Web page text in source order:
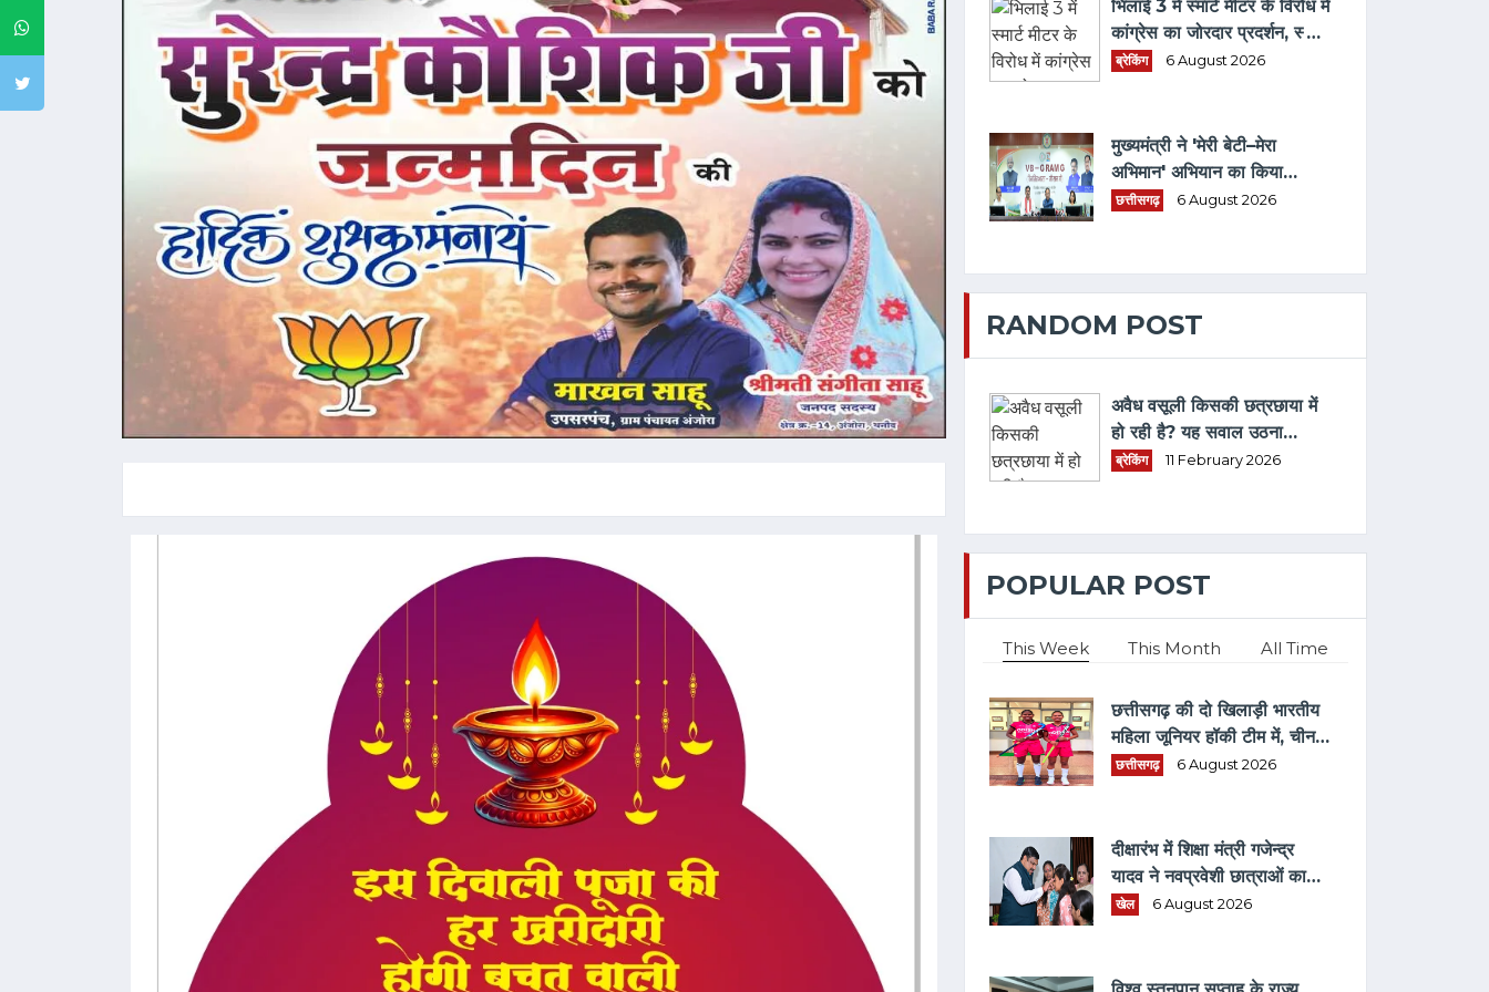
भिलाई 3 में स्मार्ट मीटर के विरोध में
कांग्रेस का जोरदार प्रदर्शन, स्मार्ट
मीटर हटाने भरवाया फार्म
ब्रेकिंग 6 August 2026
मुख्यमंत्री ने 'मेरी बेटी–मेरा
अभिमान' अभियान का किया
शुभारंभ
छत्तीसगढ़ 6 August 2026
RANDOM POST
अवैध वसूली किसकी छत्रछाया में
हो रही है? यह सवाल उठना
स्वाभाविक है - भाजपा नेता डॉ.
ब्रेकिंग 11 February 2026
POPULAR POST
This Week This Month All Time
छत्तीसगढ़ की दो खिलाड़ी भारतीय
महिला जूनियर हॉकी टीम में, चीन में
होने वाले एशिया कप में दिखाएंगी
छत्तीसगढ़ 6 August 2026
दीक्षारंभ में शिक्षा मंत्री गजेन्द्र
यादव ने नवप्रवेशी छात्राओं का
तिलक लगाकर विद्यार्थियों से किये
खेल 6 August 2026
Whatsapp
Twitter